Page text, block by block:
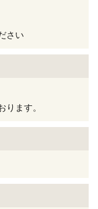
さい
ります。